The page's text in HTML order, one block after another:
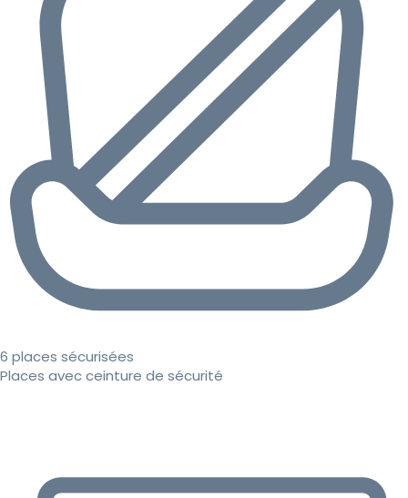
6 places sécurisées
Places avec ceinture de sécurité